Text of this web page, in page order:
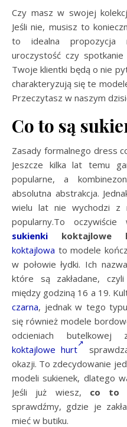
Czy masz w swojej
Jeśli nie, musisz to
to idealna propozycja
uroczystość czy
Twoje klientki będą o nie
charakteryzują się te
Przeczytasz w naszym
Co to są
Zasady formalnego dress
Jeszcze kilka lat temu
popularne, a
absolutna abstrakcja.
wielu lat nie wychodzi
popularny.To
sukienki koktajlowe
koktajlowa to modele
w połowie łydki. Ich
które są zakładane,
między godziną 16 a 19.
czarna, jednak w tego
się również modele
odcieniach butelkowej
koktajlowe hurt
okazji. To zdecydowanie
modeli sukienek, dlatego
Jeśli już wiesz, co to
sprawdźmy, gdzie je
mieć w butiku.